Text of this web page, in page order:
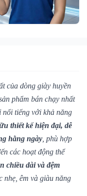
của dòng giày huyền
phẩm bán chạy nhất
nổi tiếng với khả năng
thiết kế hiện đại, dễ
hằng ngày , phù hợp
các hoạt động thể
chiều dài và đệm
nhẹ, êm và giàu năng